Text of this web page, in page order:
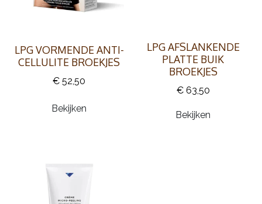
LPG VORMENDE ANTI-
CELLULITE BROEKJES
€ 52,50
Bekijken
LPG AFSLANKENDE
PLATTE BUIK
BROEKJES
€ 63,50
Bekijken